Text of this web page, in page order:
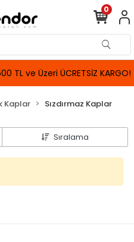
TL ve Üzeri ÜCRETSİZ KARGO!
0
Kaplar Sızdırmaz Kaplar
Sıralama